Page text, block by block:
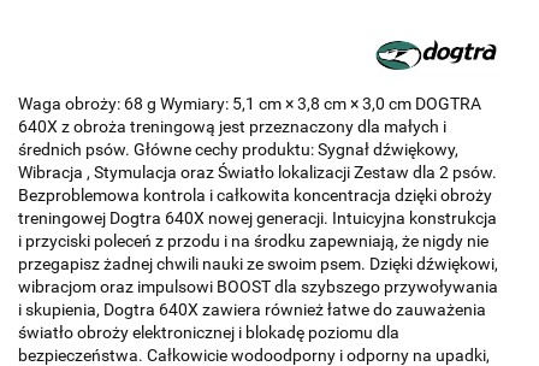
Waga obroży: 68 g Wymiary: 5,1 cm × 3,8 cm × 3,0 cm DOGTRA
640X z obroża treningową jest przeznaczony dla małych i
średnich psów. Główne cechy produktu: Sygnał dźwiękowy,
Wibracja , Stymulacja oraz Światło lokalizacji Zestaw dla 2 psów.
Bezproblemowa kontrola i całkowita koncentracja dzięki obroży
treningowej Dogtra 640X nowej generacji. Intuicyjna konstrukcja
i przyciski poleceń z przodu i na środku zapewniają, że nigdy nie
przegapisz żadnej chwili nauki ze swoim psem. Dzięki dźwiękowi,
wibracjom oraz impulsowi BOOST dla szybszego przywoływania
i skupienia, Dogtra 640X zawiera również łatwe do zauważenia
światło obroży elektronicznej i blokadę poziomu dla
bezpieczeństwa. Całkowicie wodoodporny i odporny na upadki,